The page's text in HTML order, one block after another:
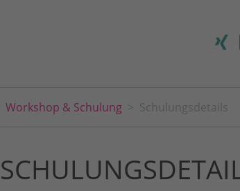
Workshop & Schulung Schulungsdetails